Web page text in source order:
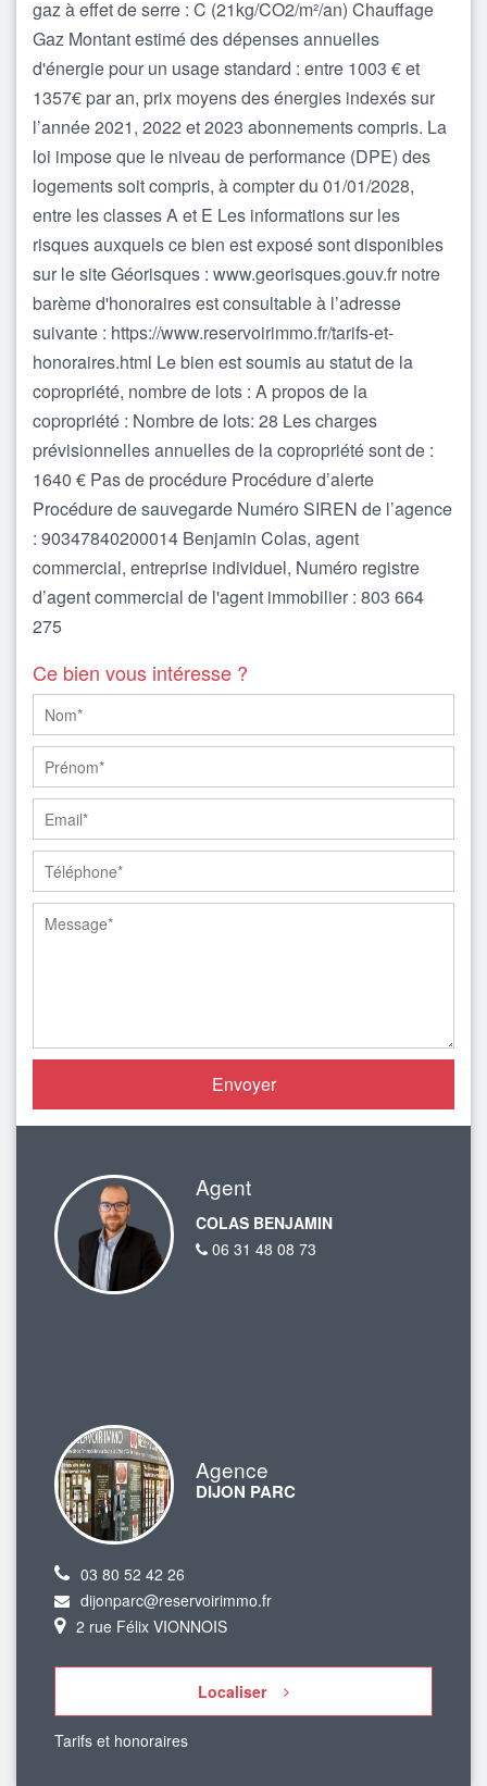
gaz à effet de serre : C (21kg/CO2/m²/an) Chauffage
Gaz Montant estimé des dépenses annuelles
d'énergie pour un usage standard : entre 1003 € et
1357€ par an, prix moyens des énergies indexés sur
l’année 2021, 2022 et 2023 abonnements compris. La
loi impose que le niveau de performance (DPE) des
logements soit compris, à compter du 01/01/2028,
entre les classes A et E Les informations sur les
risques auxquels ce bien est exposé sont disponibles
sur le site Géorisques : www.georisques.gouv.fr notre
barème d'honoraires est consultable à l’adresse
suivante : https://www.reservoirimmo.fr/tarifs-et-
honoraires.html Le bien est soumis au statut de la
copropriété, nombre de lots : A propos de la
copropriété : Nombre de lots: 28 Les charges
prévisionnelles annuelles de la copropriété sont de :
1640 € Pas de procédure Procédure d’alerte
Procédure de sauvegarde Numéro SIREN de l’agence
: 90347840200014 Benjamin Colas, agent
commercial, entreprise individuel, Numéro registre
d’agent commercial de l'agent immobilier : 803 664
275
Ce bien vous intéresse ?
Agent
COLAS BENJAMIN
06 31 48 08 73
Agence
DIJON PARC
03 80 52 42 26
dijonparc@reservoirimmo.fr
2 rue Félix VIONNOIS
Localiser
Tarifs et honoraires